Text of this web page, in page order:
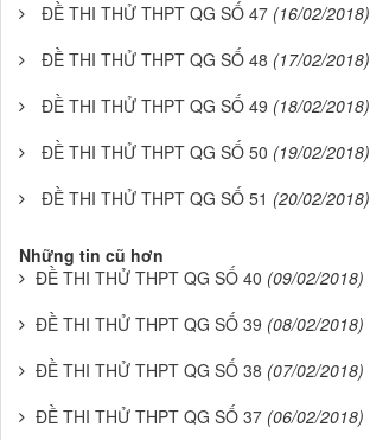
ĐỀ THI THỬ THPT QG SỐ 47 (16/02/2018)
ĐỀ THI THỬ THPT QG SỐ 48 (17/02/2018)
ĐỀ THI THỬ THPT QG SỐ 49 (18/02/2018)
ĐỀ THI THỬ THPT QG SỐ 50 (19/02/2018)
ĐỀ THI THỬ THPT QG SỐ 51 (20/02/2018)
Những tin cũ hơn
ĐỀ THI THỬ THPT QG SỐ 40 (09/02/2018)
ĐỀ THI THỬ THPT QG SỐ 39 (08/02/2018)
ĐỀ THI THỬ THPT QG SỐ 38 (07/02/2018)
ĐỀ THI THỬ THPT QG SỐ 37 (06/02/2018)